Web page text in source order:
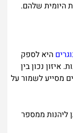
היומית שלהם.
היא לספק
איזון נכון בין
מסייע לשמור על
ליהנות ממספר